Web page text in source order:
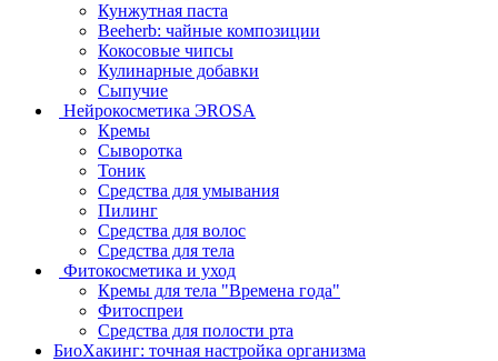
Кунжутная паста
Beeherb: чайные композиции
Кокосовые чипсы
Кулинарные добавки
Сыпучие
Нейрокосметика ЭROSA
Кремы
Сыворотка
Тоник
Средства для умывания
Пилинг
Средства для волос
Средства для тела
Фитокосметика и уход
Кремы для тела "Времена года"
Фитоспреи
Средства для полости рта
БиоХакинг: точная настройка организма